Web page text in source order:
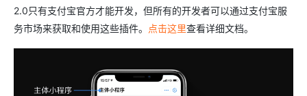
2.0只有支付宝官方才能开发，但所有的开发者可以通过支付宝服
务市场来获取和使用这些插件。
点击这里查看详细文档。